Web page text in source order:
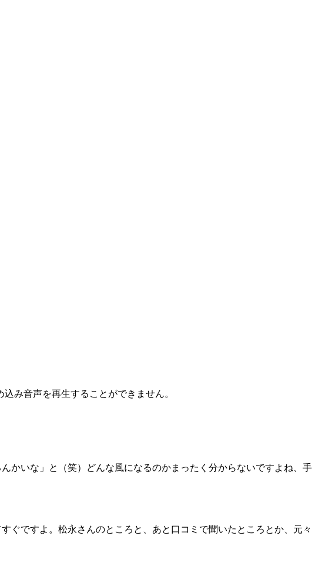
み音声を再生することができません。
かいな」と（笑）どんな風になるのかまったく分からないですよね、手
ぐですよ。松永さんのところと、あと口コミで聞いたところとか、元々